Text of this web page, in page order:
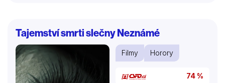
Tajemství smrti slečny Neznámé
Filmy Horory
74 %